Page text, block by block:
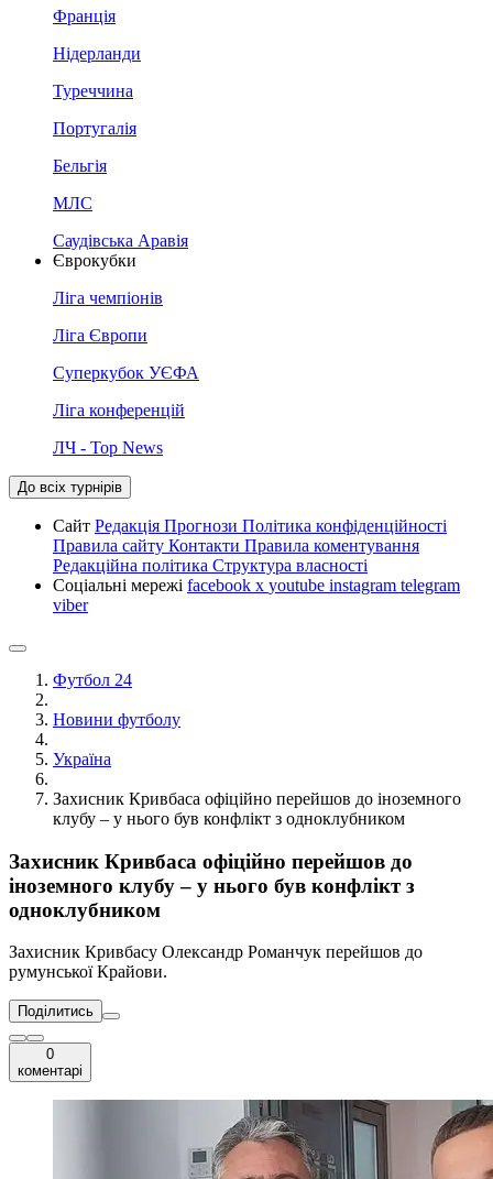
Франція
Нідерланди
Туреччина
Португалія
Бельгія
МЛС
Саудівська Аравія
Єврокубки
Ліга чемпіонів
Ліга Європи
Суперкубок УЄФА
Ліга конференцій
ЛЧ - Top News
До всіх турнірів
Сайт Редакція Прогнози Політика конфіденційності
Правила сайту Контакти Правила коментування
Редакційна політика Структура власності
Соціальні мережі facebook x youtube instagram telegram
viber
Футбол 24
Новини футболу
Україна
Захисник Кривбаса офіційно перейшов до іноземного
клубу – у нього був конфлікт з одноклубником
Захисник Кривбаса офіційно перейшов до
іноземного клубу – у нього був конфлікт з
одноклубником
Захисник Кривбасу Олександр Романчук перейшов до
румунської Крайови.
Поділитись
0
коментарі